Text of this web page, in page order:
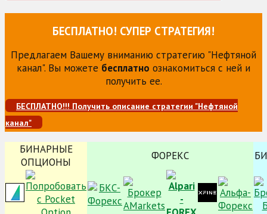
БЕСПЛАТНО! СУПЕР СТРАТЕГИЯ!
Предлагаем Вашему вниманию стратегию "Нефтяной
канал". Вы можете бесплатно ознакомиться с ней и
получить ее.
БЕСПЛАТНО!!! Получить описание стратегии "Нефтяной
канал"
БИНАРНЫЕ
ОПЦИОНЫ
ФОРЕКС